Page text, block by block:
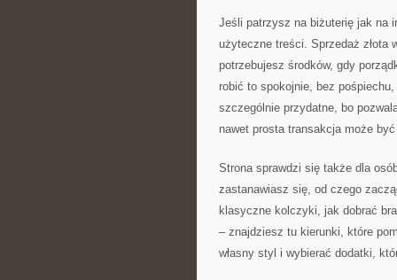
Jeśli patrzysz na biżuterię jak na
użyteczne treści. Sprzedaż złota
potrzebujesz środków, gdy
robić to spokojnie, bez
szczególnie przydatne, bo
nawet prosta transakcja może
Strona sprawdzi się także dla
zastanawiasz się, od czego
klasyczne kolczyki, jak dobrać
– znajdziesz tu kierunki, które
własny styl i wybierać dodatki,